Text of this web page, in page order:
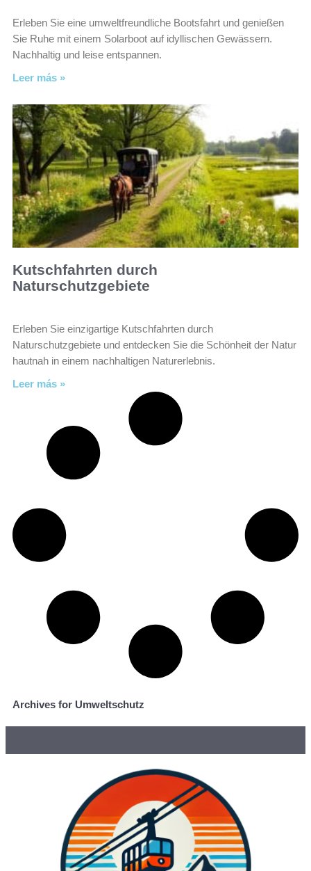
Erleben Sie eine umweltfreundliche Bootsfahrt und genießen
Sie Ruhe mit einem Solarboot auf idyllischen Gewässern.
Nachhaltig und leise entspannen.
Leer más »
Kutschfahrten durch
Naturschutzgebiete
Erleben Sie einzigartige Kutschfahrten durch
Naturschutzgebiete und entdecken Sie die Schönheit der Natur
hautnah in einem nachhaltigen Naturerlebnis.
Leer más »
Archives for Umweltschutz